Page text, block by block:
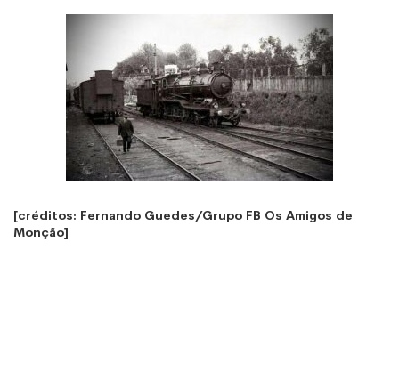
[créditos: Fernando Guedes/Grupo FB Os Amigos de
Monção]